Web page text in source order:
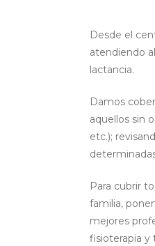
Desde el
atendiendo
lactancia.
Damos
aquellos sin
etc.);
Para cubrir
familia,
mejores
fisioterapia y